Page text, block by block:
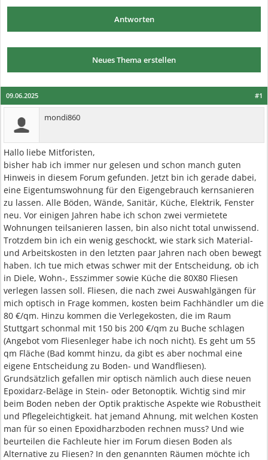
Antworten
Neues Thema erstellen
#1
09.06.2025
mondi860
Hallo liebe Mitforisten,
bisher hab ich immer nur gelesen und schon manch guten
Hinweis in diesem Forum gefunden. Jetzt bin ich gerade dabei,
eine Eigentumswohnung für den Eigengebrauch kernsanieren
zu lassen. Alle Böden, Wände, Sanitär, Küche, Elektrik, Fenster
neu. Vor einigen Jahren habe ich schon zwei vermietete
Wohnungen teilsanieren lassen, bin also nicht total unwissend.
Trotzdem bin ich ein wenig geschockt, wie stark sich Material-
und Arbeitskosten in den letzten paar Jahren nach oben bewegt
haben. Ich tue mich etwas schwer mit der Entscheidung, ob ich
in Diele, Wohn-, Esszimmer sowie Küche die 80X80 Fliesen
verlegen lassen soll. Fliesen, die nach zwei Auswahlgängen für
mich optisch in Frage kommen, kosten beim Fachhändler um die
80 €/qm. Hinzu kommen die Verlegekosten, die im Raum
Stuttgart schonmal mit 150 bis 200 €/qm zu Buche schlagen
(Angebot vom Fliesenleger habe ich noch nicht). Es geht um 55
qm Fläche (Bad kommt hinzu, da gibt es aber nochmal eine
eigene Entscheidung zu Boden- und Wandfliesen).
Grundsätzlich gefallen mir optisch nämlich auch diese neuen
Epoxidarz-Beläge in Stein- oder Betonoptik. Wichtig sind mir
beim Boden neben der Optik praktische Aspekte wie Robustheit
und Pflegeleichtigkeit. hat jemand Ahnung, mit welchen Kosten
man für so einen Epoxidharzboden rechnen muss? Und wie
beurteilen die Fachleute hier im Forum diesen Boden als
Alternative zu Fliesen? In den genannten Räumen möchte ich